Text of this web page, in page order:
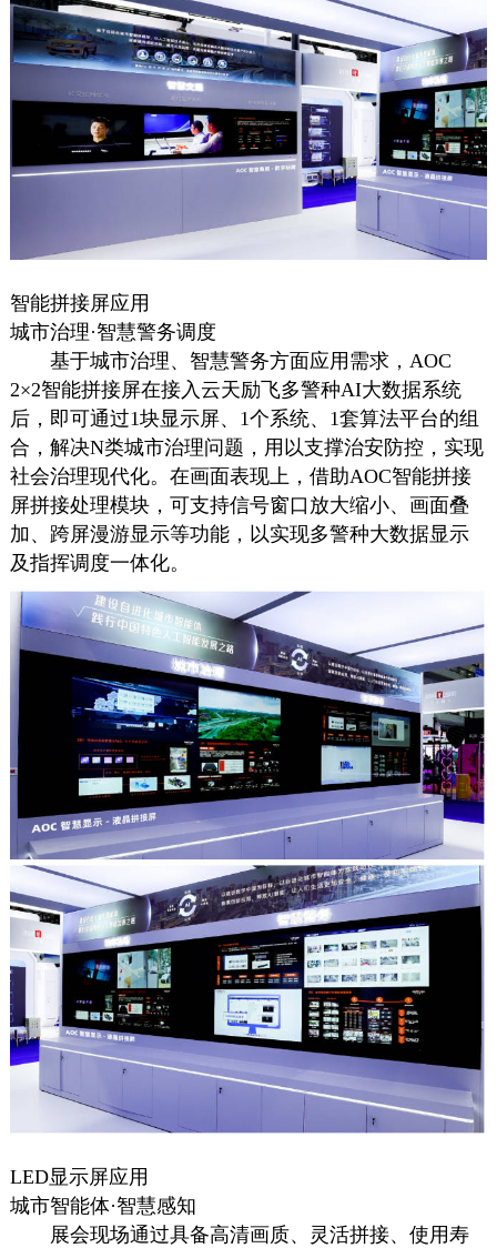
智能拼接屏应用
城市治理·智慧警务调度
基于城市治理、智慧警务方面应用需求，AOC
2×2智能拼接屏在接入云天励飞多警种AI大数据系统
后，即可通过1块显示屏、1个系统、1套算法平台的组
合，解决N类城市治理问题，用以支撑治安防控，实现
社会治理现代化。在画面表现上，借助AOC智能拼接
屏拼接处理模块，可支持信号窗口放大缩小、画面叠
加、跨屏漫游显示等功能，以实现多警种大数据显示
及指挥调度一体化。
LED显示屏应用
城市智能体·智慧感知
展会现场通过具备高清画质、灵活拼接、使用寿